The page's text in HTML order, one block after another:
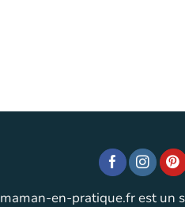
maman-en-pratique.fr est un